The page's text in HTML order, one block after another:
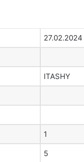
27.02.2024
ITASHY
1
5